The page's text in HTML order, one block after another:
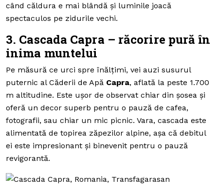
când căldura e mai blândă și luminile joacă
spectaculos pe zidurile vechi.
3. Cascada Capra – răcorire pură în
inima muntelui
Pe măsură ce urci spre înălțimi, vei auzi susurul
puternic al Căderii de Apă Capra, aflată la peste 1.700
m altitudine. Este ușor de observat chiar din șosea și
oferă un decor superb pentru o pauză de cafea,
fotografii, sau chiar un mic picnic. Vara, cascada este
alimentată de topirea zăpezilor alpine, așa că debitul
ei este impresionant și binevenit pentru o pauză
revigorantă.